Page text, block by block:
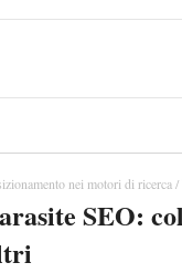
nei motori di ricerca/
SEO: